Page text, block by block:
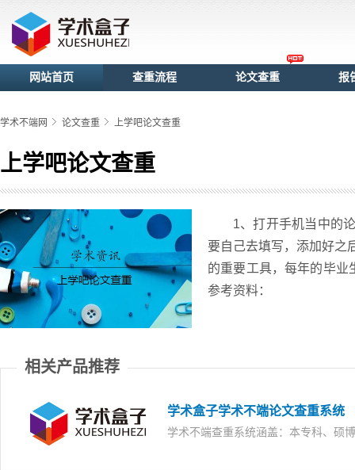
网站首页 查重流程 论文查重 报
学术不端网 论文查重 上学吧论文查重
上学吧论文查重
1、打开手机当中的
要自己去填写，添加好之
的重要工具，每年的毕业
参考资料：
相关产品推荐
学术盒子学术不端论文查重系统
学术不端查重系统涵盖：本专科、硕